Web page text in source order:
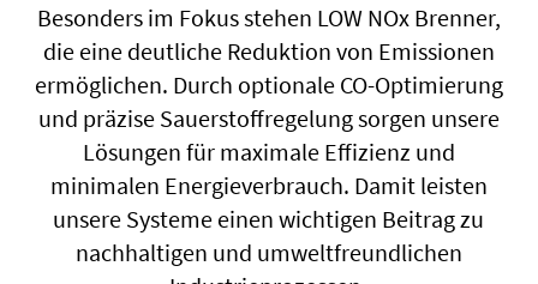
Besonders im Fokus stehen LOW NOx Brenner,
die eine deutliche Reduktion von Emissionen
ermöglichen. Durch optionale CO-Optimierung
und präzise Sauerstoffregelung sorgen unsere
Lösungen für maximale Effizienz und
minimalen Energieverbrauch. Damit leisten
unsere Systeme einen wichtigen Beitrag zu
nachhaltigen und umweltfreundlichen